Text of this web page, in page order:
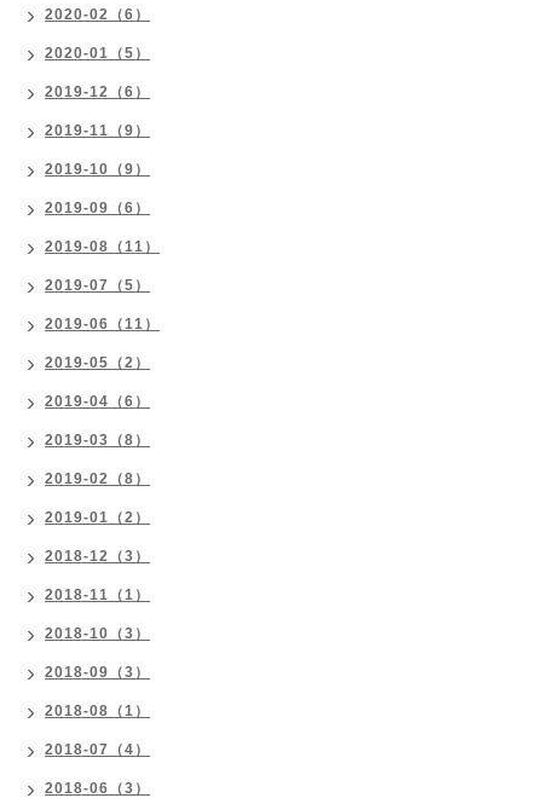
2020-02（6）
2020-01（5）
2019-12（6）
2019-11（9）
2019-10（9）
2019-09（6）
2019-08（11）
2019-07（5）
2019-06（11）
2019-05（2）
2019-04（6）
2019-03（8）
2019-02（8）
2019-01（2）
2018-12（3）
2018-11（1）
2018-10（3）
2018-09（3）
2018-08（1）
2018-07（4）
2018-06（3）